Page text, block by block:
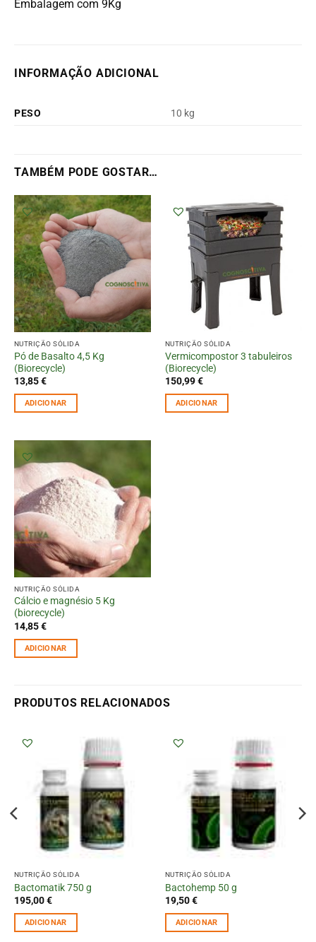
Embalagem com 9Kg
INFORMAÇÃO ADICIONAL
PESO 10 kg
TAMBÉM PODE GOSTAR…
NUTRIÇÃO SÓLIDA
Pó de Basalto 4,5 Kg
(Biorecycle)
13,85€
ADICIONAR
NUTRIÇÃO SÓLIDA
Vermicompostor 3 tabuleiros
(Biorecycle)
150,99€
ADICIONAR
NUTRIÇÃO SÓLIDA
Cálcio e magnésio 5 Kg
(biorecycle)
14,85€
ADICIONAR
PRODUTOS RELACIONADOS
NUTRIÇÃO SÓLIDA
Bactomatik 750 g
195,00€
ADICIONAR
NUTRIÇÃO SÓLIDA
Bactohemp 50 g
19,50€
ADICIONAR